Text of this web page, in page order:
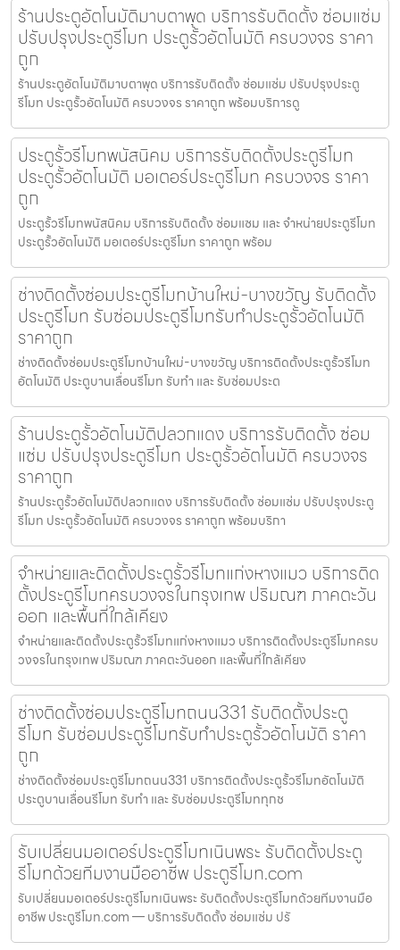
ร้านประตูอัตโนมัติมาบตาพุด บริการรับติดตั้ง ซ่อมแซ่ม
ปรับปรุงประตูรีโมท ประตูรั้วอัตโนมัติ ครบวงจร ราคา
ถูก
ร้านประตูอัตโนมัติมาบตาพุด บริการรับติดตั้ง ซ่อมแซ่ม ปรับปรุงประตู
รีโมท ประตูรั้วอัตโนมัติ ครบวงจร ราคาถูก พร้อมบริการดู
ประตูรั้วรีโมทพนัสนิคม บริการรับติดตั้งประตูรีโมท
ประตูรั้วอัตโนมัติ มอเตอร์ประตูรีโมท ครบวงจร ราคา
ถูก
ประตูรั้วรีโมทพนัสนิคม บริการรับติดตั้ง ซ่อมแซม และ จำหน่ายประตูรีโมท
ประตูรั้วอัตโนมัติ มอเตอร์ประตูรีโมท ราคาถูก พร้อม
ช่างติดตั้งซ่อมประตูรีโมทบ้านใหม่-บางขวัญ รับติดตั้ง
ประตูรีโมท รับซ่อมประตูรีโมทรับทำประตูรั้วอัตโนมัติ
ราคาถูก
ช่างติดตั้งซ่อมประตูรีโมทบ้านใหม่-บางขวัญ บริการติดตั้งประตูรั้วรีโมท
อัตโนมัติ ประตูบานเลื่อนรีโมท รับทำ และ รับซ่อมประต
ร้านประตูรั้วอัตโนมัติปลวกแดง บริการรับติดตั้ง ซ่อม
แซ่ม ปรับปรุงประตูรีโมท ประตูรั้วอัตโนมัติ ครบวงจร
ราคาถูก
ร้านประตูรั้วอัตโนมัติปลวกแดง บริการรับติดตั้ง ซ่อมแซ่ม ปรับปรุงประตู
รีโมท ประตูรั้วอัตโนมัติ ครบวงจร ราคาถูก พร้อมบริกา
จำหน่ายและติดตั้งประตูรั้วรีโมทแก่งหางแมว บริการติด
ตั้งประตูรีโมทครบวงจรในกรุงเทพ ปริมณฑ ภาคตะวัน
ออก และพื้นที่ใกล้เคียง
จำหน่ายและติดตั้งประตูรั้วรีโมทแก่งหางแมว บริการติดตั้งประตูรีโมทครบ
วงจรในกรุงเทพ ปริมณฑ ภาคตะวันออก และพื้นที่ใกล้เคียง
ช่างติดตั้งซ่อมประตูรีโมทถนน331 รับติดตั้งประตู
รีโมท รับซ่อมประตูรีโมทรับทำประตูรั้วอัตโนมัติ ราคา
ถูก
ช่างติดตั้งซ่อมประตูรีโมทถนน331 บริการติดตั้งประตูรั้วรีโมทอัตโนมัติ
ประตูบานเลื่อนรีโมท รับทำ และ รับซ่อมประตูรีโมททุกช
รับเปลี่ยนมอเตอร์ประตูรีโมทเนินพระ รับติดตั้งประตู
รีโมทด้วยทีมงานมืออาชีพ ประตูรีโมท.com
รับเปลี่ยนมอเตอร์ประตูรีโมทเนินพระ รับติดตั้งประตูรีโมทด้วยทีมงานมือ
อาชีพ ประตูรีโมท.com — บริการรับติดตั้ง ซ่อมแซ่ม ปรั